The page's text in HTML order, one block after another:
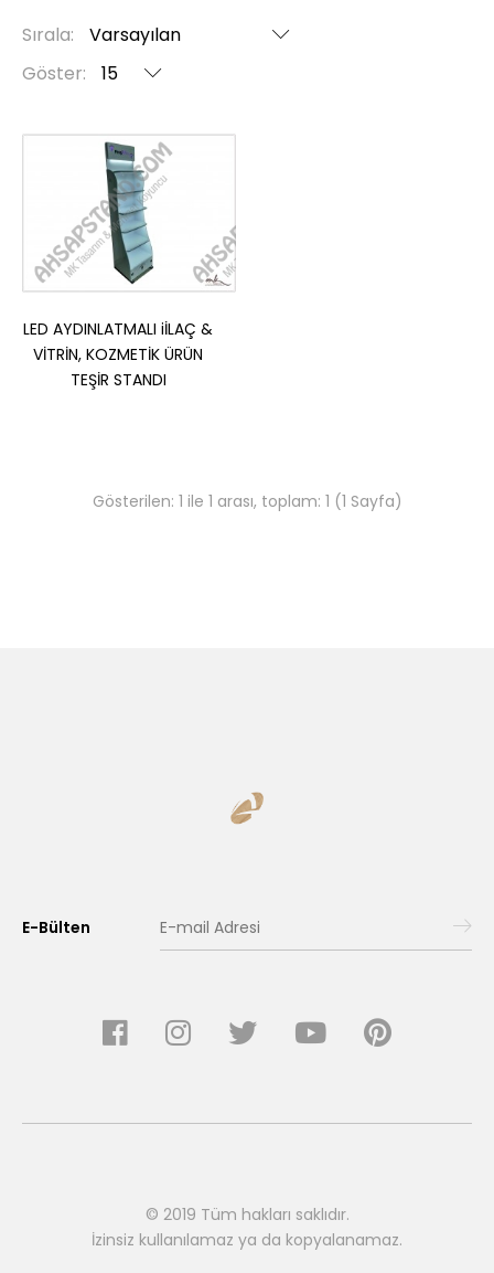
Sırala:
Göster:
Gondol Başları, Vitrin önleri alanları aydınlatmalı teşhir imkanı
LED AYDINLATMALI iİLAÇ &
VİTRİN, KOZMETİK ÜRÜN
TEŞİR STANDI
Gösterilen: 1 ile 1 arası, toplam: 1 (1 Sayfa)
E-Bülten
© 2019 Tüm hakları saklıdır.
İzinsiz kullanılamaz ya da kopyalanamaz.